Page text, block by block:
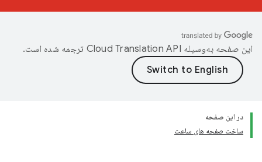
این صفحه به‌وسیله ترجمه شده است.
در این صفحه
ساخت صفحه های ساعت